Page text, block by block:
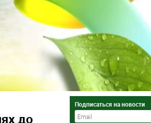
до
Подписаться на новости